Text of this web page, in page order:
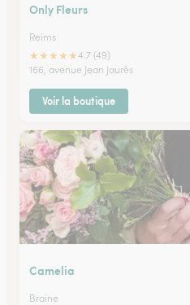
Only Fleurs
Reims
★★★★★4.7 (49)
166, avenue Jean Jaurès
Voir la boutique
Camelia
Braine